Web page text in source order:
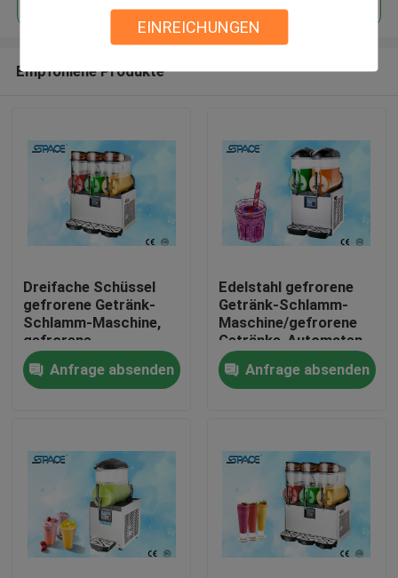
EINREICHUNGEN
Haus
Über uns
Fabrik-Ausflug
Empfohlene Produkte
Dreifache Schüssel
gefrorene Getränk-
Schlamm-Maschine,
gefrorene
Getränkemaschinen-
hohe
Leistungsfähigkeit
Anfrage absenden
Edelstahl gefrorene
Getränk-Schlamm-
Maschine/gefrorene
Getränke-Automaten
verdoppeln Schüssel
Anfrage absenden